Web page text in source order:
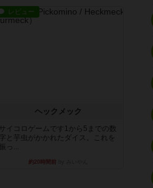
レビュー
ヘックメック
サイコロゲームです1から5までの数
字と芋虫がかかれたダイス。これを
振っ...
約20時間前